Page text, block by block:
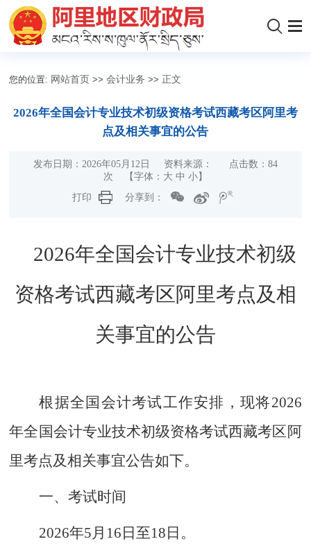
您的位置: 网站首页 >>会计业务 >> 正文
2026年全国会计专业技术初级资格考试西藏考区阿里考
点及相关事宜的公告
发布日期：2026年05月12日 资料来源： 点击数： 84
次
【字体： 大 中 小】
打印
分享到：
2026年全国会计专业技术初级
资格考试西藏考区阿里考点及相
关事宜的公告
根据全国会计考试工作安排， 现将2026
年全国会计专业技术初级资格考试西藏考区阿
里考点及相关事宜公告如下。
一、考试时间
2026年5 月 1 6 日至18 日。